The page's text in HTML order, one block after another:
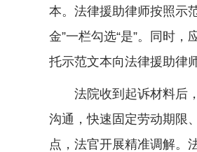
本。法律援助律师按照示
金”一栏勾选“是”。同时
托示范文本向法律援助律
法院收到起诉材料后，
沟通，快速固定劳动期限
点，法官开展精准调解。